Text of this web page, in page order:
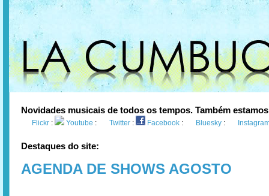
Novidades musicais de todos os tempos. Também
Flickr : Youtube : Twitter : Facebook : Bluesky :
Destaques do site:
AGENDA DE SHOWS AGOSTO